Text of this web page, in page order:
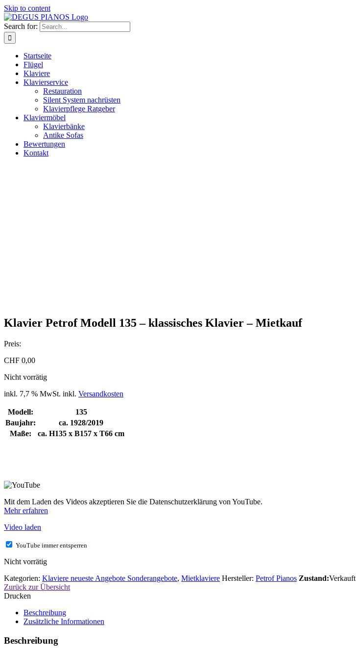
Skip to content
Search for:
Startseite
Flügel
Klaviere
Klavierservice
Restauration
Silent System nachrüsten
Klavierpflege Ratgeber
Klaviermöbel
Klavierbänke
Antike Sofas
Bewertungen
Kontakt
Klavier Petrof Modell 135 – klassisches Klavier – Mietkauf
Preis:
CHF 0,00
Nicht vorrätig
inkl. 7,7 % MwSt. inkl. Versandkosten
Modell:
135
Baujahr:
ca. 1928/2019
Maße:
ca. H135 x B157 x T66 cm
Mit dem Laden des Videos akzeptieren Sie die Datenschutzerklärung von YouTube.
Mehr erfahren
Video laden
YouTube immer entsperren
Nicht vorrätig
Kategorien: Klaviere neueste Angebote Sonderangebote, Mietklaviere Hersteller: Petrof Pianos Zustand:Verkauft
Zurück zur Übersicht
Drucken
Beschreibung
Zusätzliche Informationen
Beschreibung